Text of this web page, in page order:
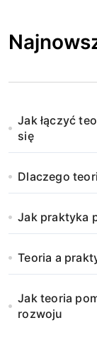
Jak łączyć
się
Dlaczego
Jak praktyka
Teoria a
Jak teoria
rozwoju